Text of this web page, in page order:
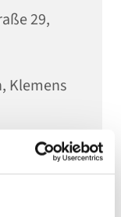
29,
Klemens
Kirche.